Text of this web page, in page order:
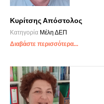
Κυρίτσης Απόστολος
Κατηγορία Μέλη ΔΕΠ
Διαβάστε περισσότερα...